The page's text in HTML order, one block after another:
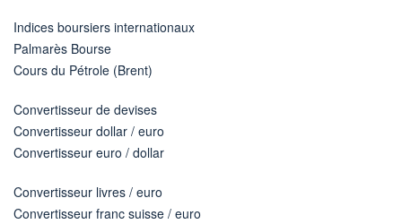
Indices boursiers internationaux
Palmarès Bourse
Cours du Pétrole (Brent)
Convertisseur de devises
Convertisseur dollar / euro
Convertisseur euro / dollar
Convertisseur livres / euro
Convertisseur franc suisse / euro